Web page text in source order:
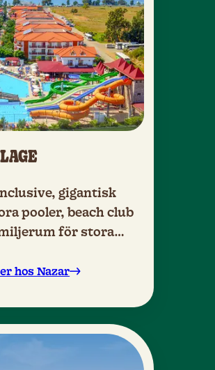
gigantisk
pooler, beach club
för stora
hos Nazar